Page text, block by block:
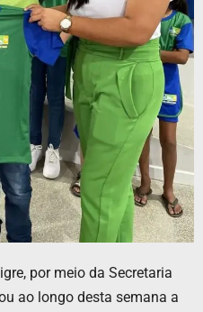
por meio da Secretaria
ao longo desta semana a